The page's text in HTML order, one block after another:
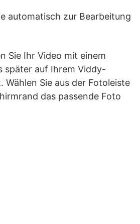
automatisch zur Bearbeitung
Sie Ihr Video mit einem
später auf Ihrem Viddy-
Wählen Sie aus der Fotoleiste
das passende Foto